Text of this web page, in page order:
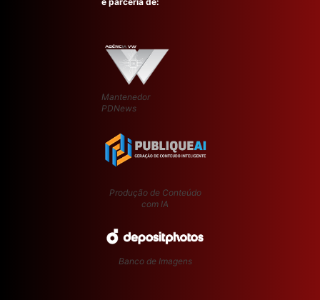
Mantenedor
PDNews
Produção de Conteúdo
com IA
Banco de Imagens